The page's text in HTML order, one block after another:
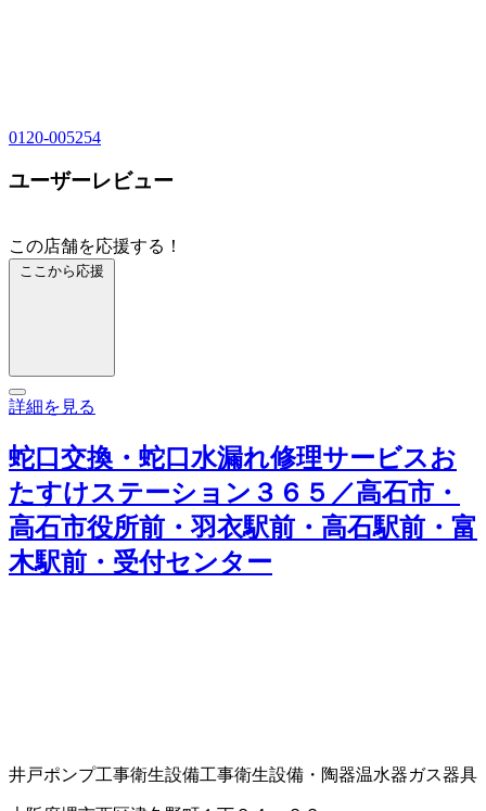
0120-005254
ユーザーレビュー
この店舗を応援する！
ここから応援
詳細を見る
蛇口交換・蛇口水漏れ修理サービスお
たすけステーション３６５／高石市・
高石市役所前・羽衣駅前・高石駅前・富
木駅前・受付センター
井戸ポンプ工事衛生設備工事衛生設備・陶器温水器ガス器具